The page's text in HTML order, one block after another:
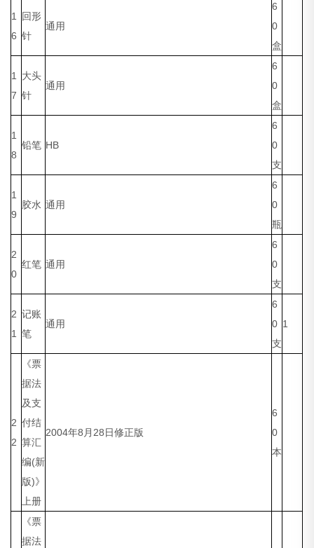
1
6
回形
针
通用
6
0
盒
1
7
大头
针
通用
6
0
盒
1
8
铅笔 HB
6
0
支
1
9
胶水 通用
6
0
瓶
2
0
红笔 通用
6
0
支
2
1
记账
笔
通用
6
0
支
1
2
2
《票
据法
及支
付结
算汇
编(新
版)》
上册
2004年8月28日修正版
6
0
本
《票
据法